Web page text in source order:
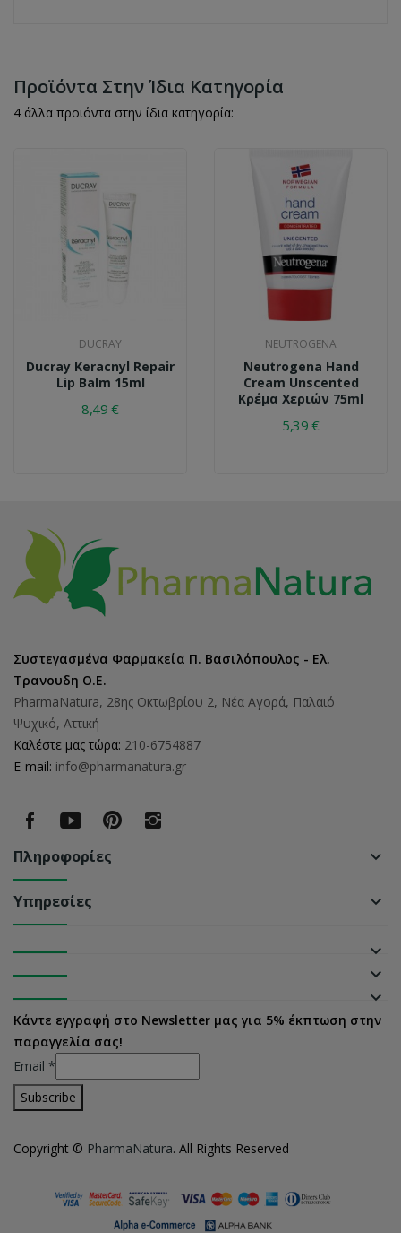
Προϊόντα Στην Ίδια Κατηγορία
4 άλλα προϊόντα στην ίδια κατηγορία:
DUCRAY
Ducray Keracnyl Repair
Lip Balm 15ml
8,49 €
NEUTROGENA
Neutrogena Hand
Cream Unscented
Κρέμα Χεριών 75ml
5,39 €
Συστεγασμένα Φαρμακεία Π. Βασιλόπουλος - Ελ.
Τρανουδη Ο.Ε.
PharmaNatura, 28ης Οκτωβρίου 2, Νέα Αγορά, Παλαιό
Ψυχικό, Αττική
Καλέστε μας τώρα: 210-6754887
E-mail: info@pharmanatura.gr
Πληροφορίες keyboard_arrow_down
Υπηρεσίες keyboard_arrow_down
keyboard_arrow_down
keyboard_arrow_down
keyboard_arrow_down
Κάντε εγγραφή στο Newsletter μας για 5% έκπτωση στην
παραγγελία σας!
Email *
Copyright © PharmaNatura. All Rights Reserved